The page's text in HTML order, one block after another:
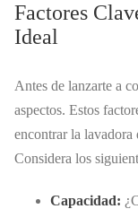
Factores
Ideal
Antes de lanzarte a
aspectos. Estos
encontrar la lavadora
Considera los
Capacidad: